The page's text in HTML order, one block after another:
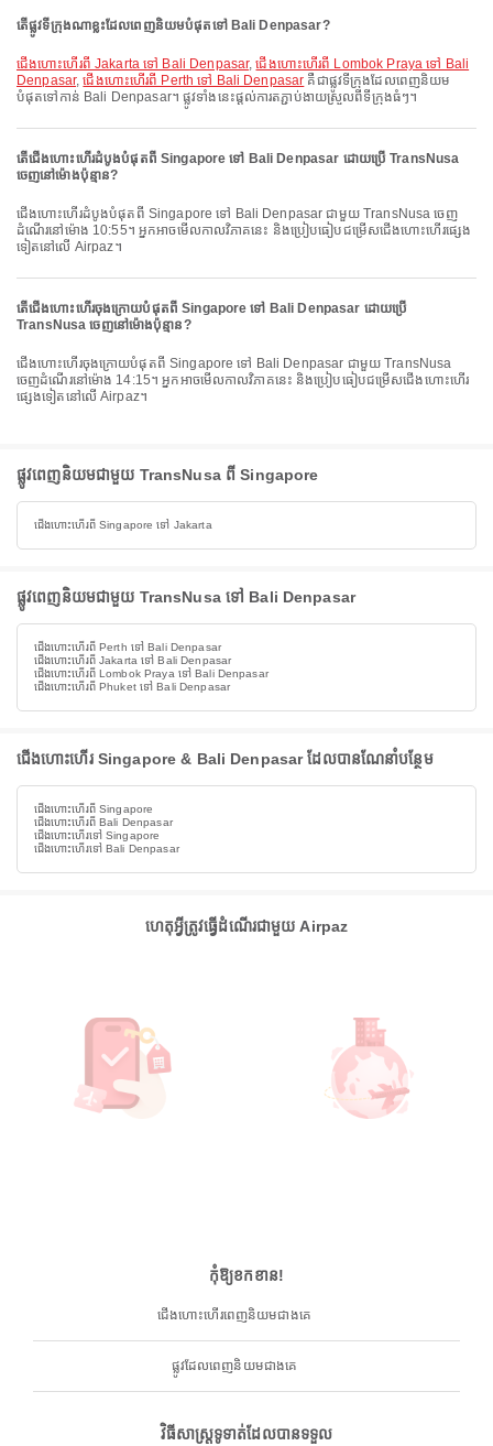
តើផ្លូវទីក្រុងណាខ្លះដែលពេញនិយមបំផុតទៅ Bali Denpasar?
ជើងហោះហើរពី Jakarta ទៅ Bali Denpasar,ជើងហោះហើរពី Lombok Praya ទៅ Bali
Denpasar,ជើងហោះហើរពី Perth ទៅ Bali Denpasar គឺជាផ្លូវទីក្រុងដែលពេញនិយម
បំផុតទៅកាន់ Bali Denpasar។ ផ្លូវទាំងនេះផ្តល់ការតភ្ជាប់ងាយស្រួលពីទីក្រុងធំៗ។
តើជើងហោះហើរដំបូងបំផុតពី Singapore ទៅ Bali Denpasar ដោយប្រើ TransNusa
ចេញនៅម៉ោងប៉ុន្មាន?
ជើងហោះហើរដំបូងបំផុតពី Singapore ទៅ Bali Denpasar ជាមួយ TransNusa ចេញ
ដំណើរនៅម៉ោង 10:55។ អ្នកអាចមើលកាលវិភាគនេះ និងប្រៀបធៀបជម្រើសជើងហោះហើរផ្សេង
ទៀតនៅលើ Airpaz។
តើជើងហោះហើរចុងក្រោយបំផុតពី Singapore ទៅ Bali Denpasar ដោយប្រើ
TransNusa ចេញនៅម៉ោងប៉ុន្មាន?
ជើងហោះហើរចុងក្រោយបំផុតពី Singapore ទៅ Bali Denpasar ជាមួយ TransNusa
ចេញដំណើរនៅម៉ោង 14:15។ អ្នកអាចមើលកាលវិភាគនេះ និងប្រៀបធៀបជម្រើសជើងហោះហើរ
ផ្សេងទៀតនៅលើ Airpaz។
ផ្លូវពេញនិយមជាមួយ TransNusa ពី Singapore
ជើងហោះហើរពី Singapore ទៅ Jakarta
ផ្លូវពេញនិយមជាមួយ TransNusa ទៅ Bali Denpasar
ជើងហោះហើរពី Perth ទៅ Bali Denpasar
ជើងហោះហើរពី Jakarta ទៅ Bali Denpasar
ជើងហោះហើរពី Lombok Praya ទៅ Bali Denpasar
ជើងហោះហើរពី Phuket ទៅ Bali Denpasar
ជើងហោះហើរ Singapore & Bali Denpasar ដែលបានណែនាំបន្ថែម
ជើងហោះហើរពី Singapore
ជើងហោះហើរពី Bali Denpasar
ជើងហោះហើរទៅ Singapore
ជើងហោះហើរទៅ Bali Denpasar
ហេតុអ្វីត្រូវធ្វើដំណើរជាមួយ Airpaz
កុំឱ្យខកខាន!
ជើងហោះហើរពេញនិយមជាងគេ
ផ្លូវដែលពេញនិយមជាងគេ
វិធីសាស្ត្រទូទាត់ដែលបានទទួល